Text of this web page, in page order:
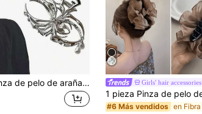
1 pieza Pinza de pelo de araña de metal minimalista con colgante de perla, diseño hueco, pinza de pelo grande para media coleta alta Girls' hair accessories
#6 Más vendidos